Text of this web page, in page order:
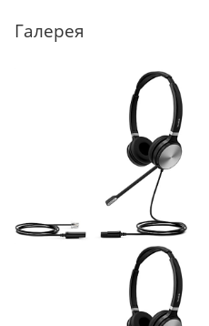
Галерея